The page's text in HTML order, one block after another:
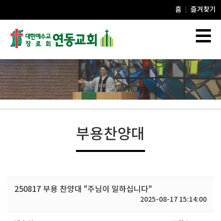
홈 즐겨찾기
부용찬양대
250817 부용 찬양대 "주님이 일하십니다"
2025-08-17 15:14:00